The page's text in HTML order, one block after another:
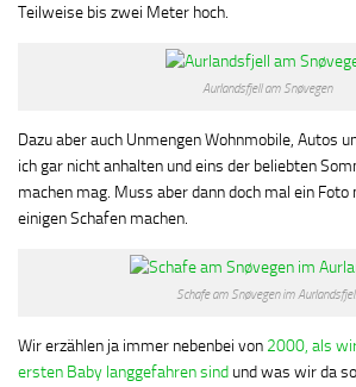
Teilweise bis zwei Meter hoch.
Aurlandsfjell am Snøvegen
Dazu aber auch Unmengen Wohnmobile, Autos
ich gar nicht anhalten und eins der beliebten
machen mag. Muss aber dann doch mal ein
einigen Schafen machen.
Schafe am Snøvegen im Aurlandsfjell
Wir erzählen ja immer nebenbei von 2000, als
ersten Baby langgefahren sind und was wir da